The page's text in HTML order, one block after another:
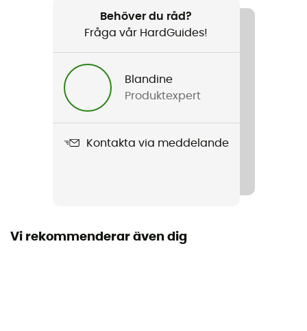
W'S Dirt Craft Pants
Behöver du råd?
Fråga vår HardGuides!
Blandine
Produktexpert
Kontakta via meddelande
Vi rekommenderar även dig